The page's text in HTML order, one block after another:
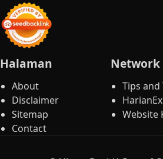
Halaman
About
Disclaimer
Sitemap
Contact
Network
Tips and
Website